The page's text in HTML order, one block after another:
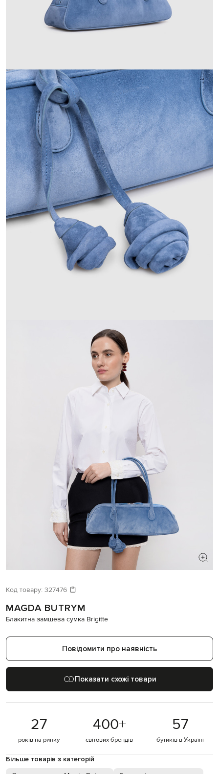
Давайте підберемо щось ще
Код товару: 327476
MAGDA BUTRYM
Блакитна замшева сумка Brigitte
Повідомити про наявність
Показати схожі товари
27
років на ринку
400+
світових брендів
57
бутиків в Україні
Більше товарів з категорій